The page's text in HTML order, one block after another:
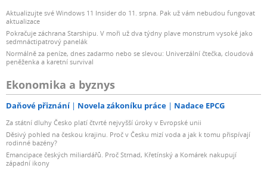
Aktualizujte své Windows 11 Insider do 11. srpna. Pak už vám nebudou fungovat
aktualizace
Pokračuje záchrana Starshipu. V moři už dva týdny plave monstrum vysoké jako
sedmnáctipatrový panelák
Normálně za peníze, dnes zadarmo nebo se slevou: Univerzální čtečka, cloudová
peněženka a karetní survival
Ekonomika a byznys
Daňové přiznání Novela zákoníku práce Nadace EPCG
Za státní dluhy Česko platí čtvrté nejvyšší úroky v Evropské unii
Děsivý pohled na českou krajinu. Proč v Česku mizí voda a jak k tomu přispívají
rodinné bazény?
Emancipace českých miliardářů. Proč Strnad, Křetínský a Komárek nakupují
západní ikony